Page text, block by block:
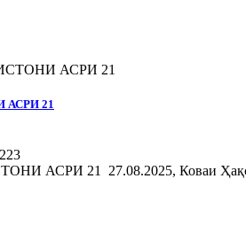
21
АСРИ 21 27.08.2025, Коваи